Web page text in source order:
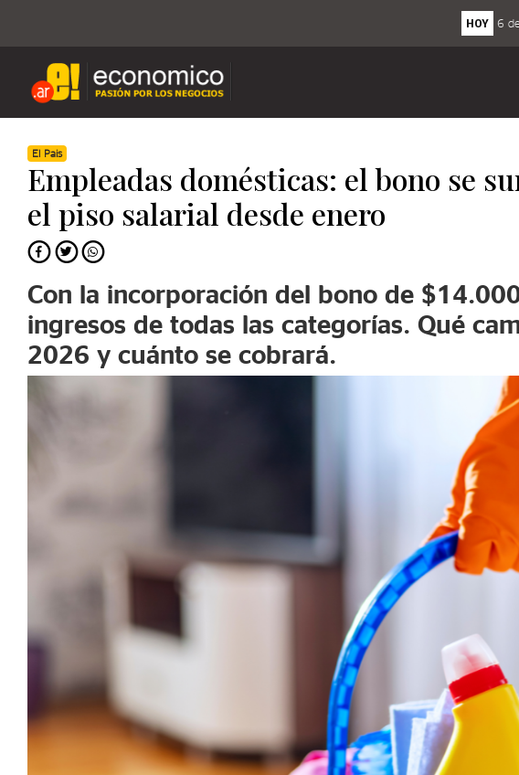
HOY 6
El Pais
Empleadas domésticas: el bono se
el piso salarial desde enero
Con la incorporación del bono de
ingresos de todas las categorías. Qué
2026 y cuánto se cobrará.